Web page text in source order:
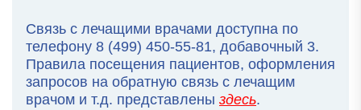
Связь с лечащими врачами доступна по
телефону 8 (499) 450-55-81, добавочный 3.
Правила посещения пациентов, оформления
запросов на обратную связь с лечащим
врачом и т.д. представлены здесь.